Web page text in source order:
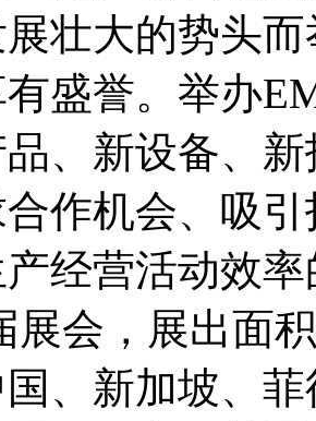
壮大的势头
盛誉。举办
、新设备、
作机会、吸
经营活动效
会，展出面积
、新加坡、